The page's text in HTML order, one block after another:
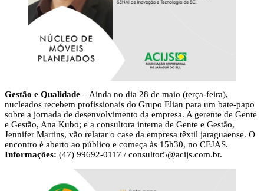
Gestão e Qualidade – Ainda no dia 28 de maio (terça-feira),
nucleados recebem profissionais do Grupo Elian para um bate-papo
sobre a jornada de desenvolvimento da empresa. A gerente de Gente
e Gestão, Ana Kubo; e a consultora interna de Gente e Gestão,
Jennifer Martins, vão relatar o case da empresa têxtil jaraguaense. O
encontro é aberto ao público e começa às 15h30, no CEJAS.
Informações: (47) 99692-0117 / consultor5@acijs.com.br.